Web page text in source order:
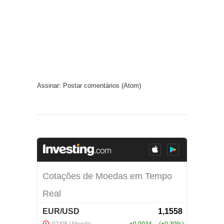
Assinar: Postar comentários (Atom)